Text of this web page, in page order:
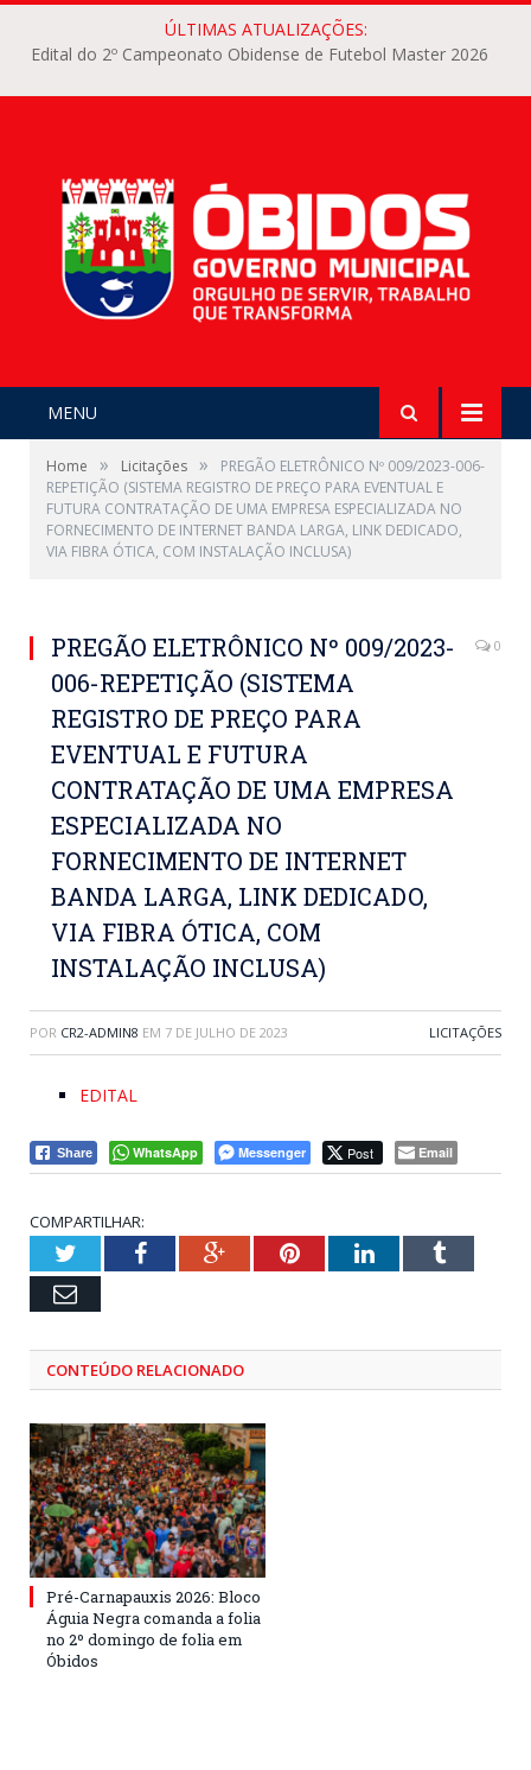
ÚLTIMAS ATUALIZAÇÕES:
Edital do 2º Campeonato Obidense de Futebol Master 2026
MENU
Home » Licitações »
PREGÃO ELETRÔNICO Nº 009/2023-006-
REPETIÇÃO (SISTEMA REGISTRO DE PREÇO PARA EVENTUAL E
FUTURA CONTRATAÇÃO DE UMA EMPRESA ESPECIALIZADA NO
FORNECIMENTO DE INTERNET BANDA LARGA, LINK DEDICADO,
VIA FIBRA ÓTICA, COM INSTALAÇÃO INCLUSA)
PREGÃO ELETRÔNICO Nº 009/2023-
006-REPETIÇÃO (SISTEMA
REGISTRO DE PREÇO PARA
EVENTUAL E FUTURA
CONTRATAÇÃO DE UMA EMPRESA
ESPECIALIZADA NO
FORNECIMENTO DE INTERNET
BANDA LARGA, LINK DEDICADO,
VIA FIBRA ÓTICA, COM
INSTALAÇÃO INCLUSA)
0
POR CR2-ADMIN8 EM 7 DE JULHO DE 2023 LICITAÇÕES
EDITAL
Share WhatsApp Messenger Post Email
COMPARTILHAR:
TwitterFacebookGoogle+PinterestLinkedInTumblr
Email
CONTEÚDO RELACIONADO
Pré-Carnapauxis 2026: Bloco
Águia Negra comanda a folia
no 2º domingo de folia em
Óbidos